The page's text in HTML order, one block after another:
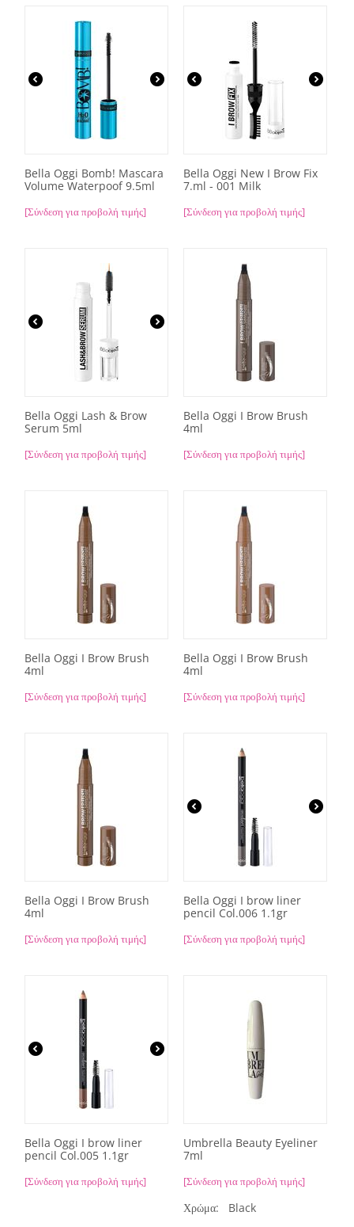
Bella Oggi Bomb! Mascara
Volume Waterpoof 9.5ml
[Σύνδεση για προβολή τιμής]
Bella Oggi New I Brow Fix
7.ml - 001 Milk
[Σύνδεση για προβολή τιμής]
Bella Oggi Lash & Brow
Serum 5ml
[Σύνδεση για προβολή τιμής]
Bella Oggi I Brow Brush
4ml
[Σύνδεση για προβολή τιμής]
Bella Oggi I Brow Brush
4ml
[Σύνδεση για προβολή τιμής]
Bella Oggi I Brow Brush
4ml
[Σύνδεση για προβολή τιμής]
Bella Oggi I Brow Brush
4ml
[Σύνδεση για προβολή τιμής]
Bella Oggi I brow liner
pencil Col.006 1.1gr
[Σύνδεση για προβολή τιμής]
Bella Oggi I brow liner
pencil Col.005 1.1gr
[Σύνδεση για προβολή τιμής]
Umbrella Beauty Eyeliner
7ml
[Σύνδεση για προβολή τιμής]
Χρώμα: Black